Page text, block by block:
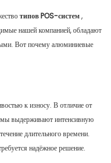
типов POS-систем,
нашей компанией, обладают
Вот почему алюминиевые
к износу. В отличие от
выдерживают интенсивную
длительного времени.
надёжное решение.